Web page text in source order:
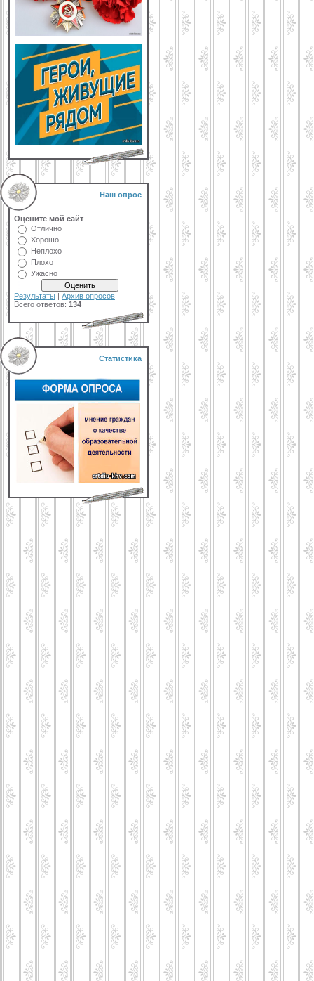
Наш опрос
Оцените мой сайт
Отлично
Хорошо
Неплохо
Плохо
Ужасно
Результаты | Архив опросов
Всего ответов: 134
Статистика